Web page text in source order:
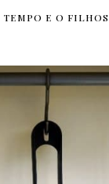
TEMPO E O FILHOS